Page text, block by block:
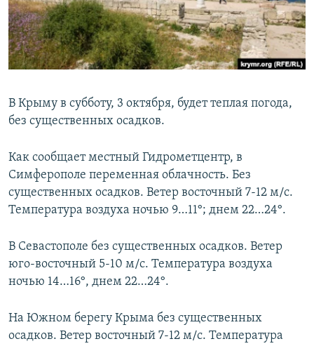
ПОБЕДИТЕЛЕЙ НЕ СУДЯТ?
КРЫМ.НЕПОКОРЕННЫЙ
ELIFBE
ПРИСОЕДИНЯЙТЕСЬ!
Все сайты RFE/RL
В Крыму в субботу, 3 октября, будет теплая погода,
без существенных осадков.
Как сообщает местный Гидрометцентр, в
Симферополе переменная облачность. Без
существенных осадков. Ветер восточный 7-12 м/с.
Температура воздуха ночью 9…11°; днем 22…24°.
В Севастополе без существенных осадков. Ветер
юго-восточный 5-10 м/с. Температура воздуха
ночью 14…16°, днем 22…24°.
На Южном берегу Крыма без существенных
осадков. Ветер восточный 7-12 м/с. Температура